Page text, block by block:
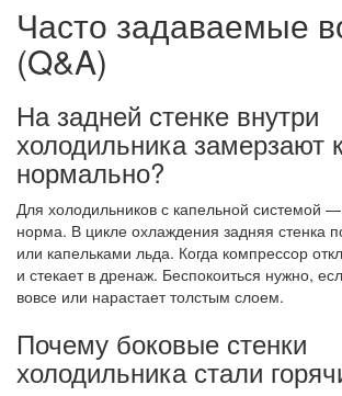
Часто задаваемые
(Q&A)
На задней стенке внутри
холодильника замерзают
нормально?
Для холодильников с капельной системой
норма. В цикле охлаждения задняя стенка
или капельками льда. Когда компрессор
и стекает в дренаж. Беспокоиться нужно,
вовсе или нарастает толстым слоем.
Почему боковые стенки
холодильника стали